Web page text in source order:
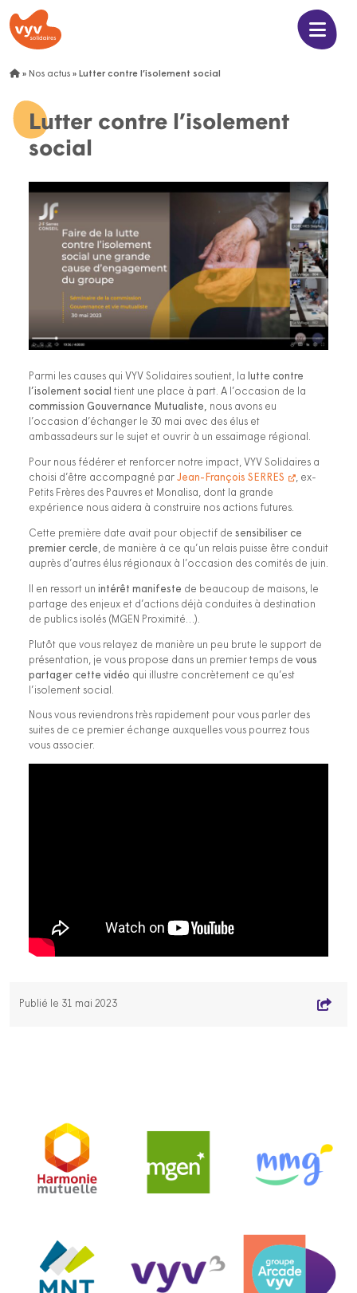
» Nos actus » Lutter contre l’isolement social
Lutter contre l’isolement
social
Parmi les causes qui VYV Solidaires soutient, la lutte contre
l’isolement social tient une place à part. A l’occasion de la
commission Gouvernance Mutualiste, nous avons eu
l’occasion d’échanger le 30 mai avec des élus et
ambassadeurs sur le sujet et ouvrir à un essaimage régional.
Pour nous fédérer et renforcer notre impact, VYV Solidaires a
choisi d’être accompagné par Jean-François SERRES
, ex-
Petits Frères des Pauvres et Monalisa, dont la grande
expérience nous aidera à construire nos actions futures.
Cette première date avait pour objectif de sensibiliser ce
premier cercle, de manière à ce qu’un relais puisse être conduit
auprès d’autres élus régionaux à l’occasion des comités de juin.
Il en ressort un intérêt manifeste de beaucoup de maisons, le
partage des enjeux et d’actions déjà conduites à destination
de publics isolés (MGEN Proximité…).
Plutôt que vous relayez de manière un peu brute le support de
présentation, je vous propose dans un premier temps de vous
partager cette vidéo qui illustre concrètement ce qu’est
l’isolement social.
Nous vous reviendrons très rapidement pour vous parler des
suites de ce premier échange auxquelles vous pourrez tous
vous associer.
Publié le 31 mai 2023